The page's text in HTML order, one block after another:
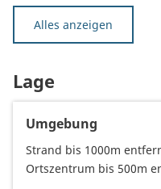
Alles anzeigen
Lage
Umgebung
Strand bis 1000m
Ortszentrum bis 500m